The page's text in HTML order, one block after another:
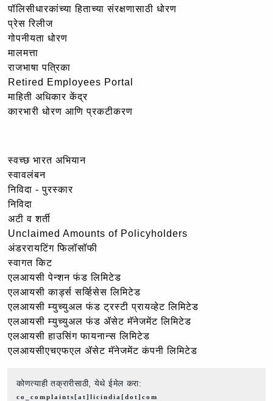
पॉलिसीधारकांच्या हिताच्या संरक्षणासाठी धोरण
प्रेस रिलीज
गोपनीयता धोरण
मालमत्ता
राजभाषा पत्रिका
Retired Employees Portal
माहिती अधिकार केंद्र
कारभारी धोरण आणि प्रकटीकरण
स्वच्छ भारत अभियान
स्वावलंबन
निविदा - पुरस्कार
निविदा
अटी व शर्ती
Unclaimed Amounts of Policyholders
अंडररायटिंग फिलॉसॉफी
स्वागत किट
एलआयसी पेन्शन फंड लिमिटेड
एलआयसी कार्ड्स सर्व्हिसेस लिमिटेड
एलआयसी म्युच्युअल फंड ट्रस्टी प्रायव्हेट लिमिटेड
एलआयसी म्युच्युअल फंड ॲसेट मॅनेजमेंट लिमिटेड
एलआयसी हाउसिंग फायनान्स लिमिटेड
एलआयसीएचएफएल ॲसेट मॅनेजमेंट कंपनी लिमिटेड
कोणत्याही तक्रारीसाठी, येथे ईमेल करा:
co_complaints[at]licindia[dot]com